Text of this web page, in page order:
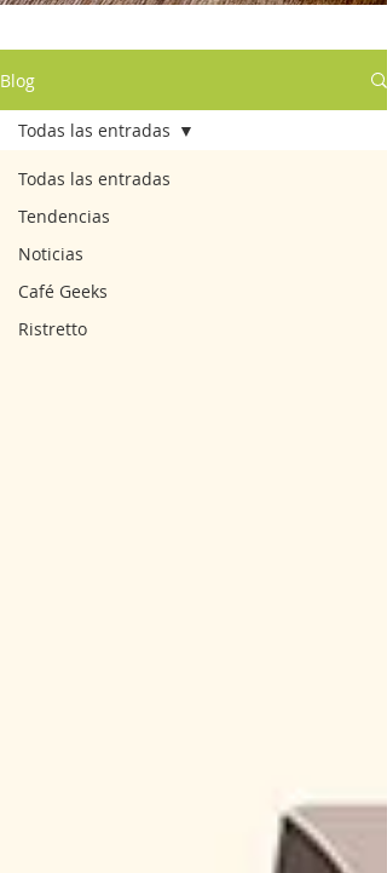
Blog
Todas las entradas
Tendencias
Noticias
Café Geeks
Ristretto
Todas las entradas